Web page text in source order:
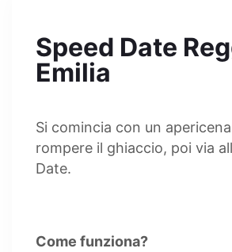
Speed Date
Emilia
Si comincia con un
rompere il ghiaccio, poi via
Date.
Come funziona?